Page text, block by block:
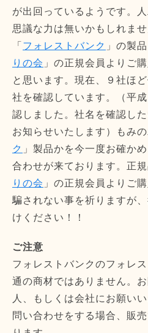
が出回っているようです。
思議な力は無いかもしれま
「 フォレストバンク 」の製
りの会 」の正規会員よりご
と思います。現在、９社ほ
社を確認しています。（平
認しました。社名を確認し
お知らせいたします）もみの
ク 」製品かを今一度お確か
合わせが来ております。正規
りの会 」の正規会員よりご
騙されない事を祈りますが
けください！！
ご注意
フォレストバンクのフォレ
通の商材ではありません。
人、もしくは会社にお願い
問い合わせをする場合、販